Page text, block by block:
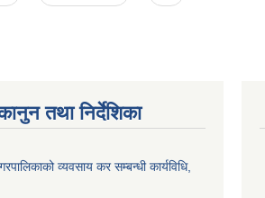
तथा निर्देशिका
व्यवसाय कर सम्बन्धी कार्यविधि,